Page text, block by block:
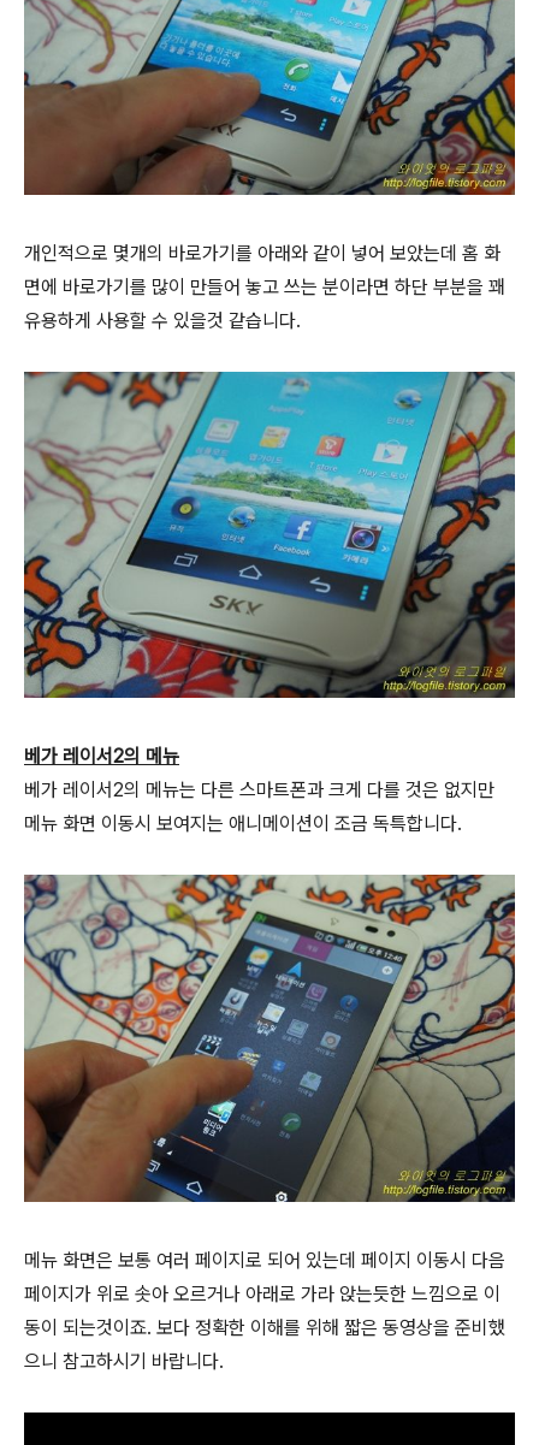
개인적으로 몇개의 바로가기를 아래와 같이 넣어 보았는데 홈 화
면에 바로가기를 많이 만들어 놓고 쓰는 분이라면 하단 부분을 꽤
유용하게 사용할 수 있을것 같습니다.
베가 레이서2의 메뉴
베가 레이서2의 메뉴는 다른 스마트폰과 크게 다를 것은 없지만
메뉴 화면 이동시 보여지는 애니메이션이 조금 독특합니다.
메뉴 화면은 보통 여러 페이지로 되어 있는데 페이지 이동시 다음
페이지가 위로 솟아 오르거나 아래로 가라 앉는듯한 느낌으로 이
동이 되는것이죠. 보다 정확한 이해를 위해 짧은 동영상을 준비했
으니 참고하시기 바랍니다.